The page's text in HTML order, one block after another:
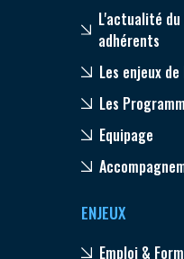
L'actualité du
adhérents
Les enjeux
Les
Equipage
ENJEUX
Emploi &